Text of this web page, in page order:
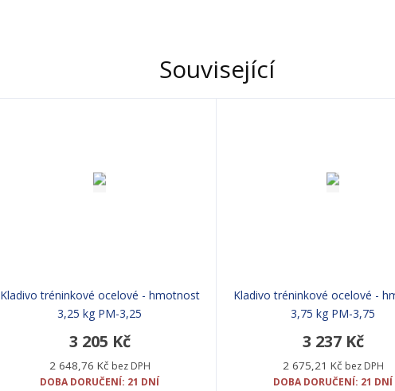
Související
Kladivo tréninkové ocelové - hmotnost
3,25 kg PM-3,25
3 205 Kč
2 648,76 Kč bez DPH
DOBA DORUČENÍ: 21 DNÍ
Kladivo tréninkové ocelové -
3,75 kg PM-3,75
3 237 Kč
2 675,21 Kč bez DPH
DOBA DORUČENÍ: 21 DNÍ